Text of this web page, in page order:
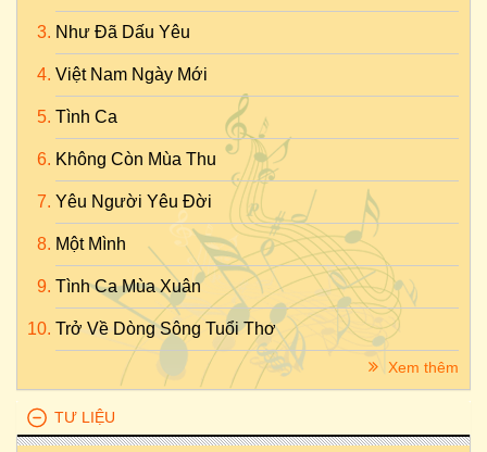
Như Đã Dấu Yêu
Việt Nam Ngày Mới
Tình Ca
Không Còn Mùa Thu
Yêu Người Yêu Đời
Một Mình
Tình Ca Mùa Xuân
Trở Về Dòng Sông Tuổi Thơ
Xem thêm
TƯ LIỆU